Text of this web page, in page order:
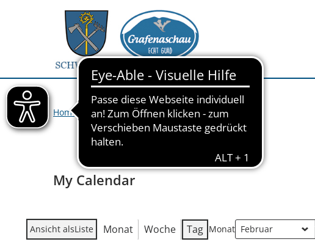
Home Veranstaltungen> My Calendar
My Calendar
Ansicht alsListe Monat Woche Tag Monat